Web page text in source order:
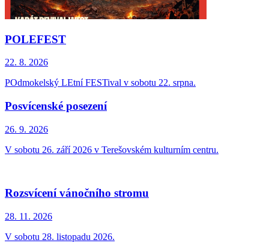
POLEFEST
22. 8. 2026
POdmokelský LEtní FESTival v sobotu 22. srpna.
Posvícenské posezení
26. 9. 2026
V sobotu 26. září 2026 v Terešovském kulturním centru.
Rozsvícení vánočního stromu
28. 11. 2026
V sobotu 28. listopadu 2026.